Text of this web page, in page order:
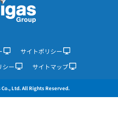
情報
用のお客さま
サイトポリシー
シー
サイトマップ
Ltd. All Rights Reserved.